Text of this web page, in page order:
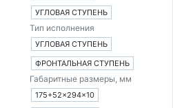
УГЛОВАЯ СТУПЕНЬ
Тип исполнения
УГЛОВАЯ СТУПЕНЬ
ФРОНТАЛЬНАЯ СТУПЕНЬ
Габаритные размеры, мм
175+52×294×10